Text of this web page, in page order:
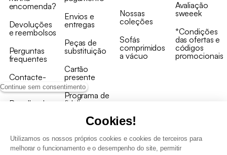
Continue sem consentimento
Cookies!
Utilizamos os nossos próprios cookies e cookies de terceiros para
melhorar o funcionamento e o desempenho do site, permitir
encomenda?
Devoluções
e reembolsos
Perguntas
frequentes
Contacte-
nos
Recolha de
Envios e
entregas
Peças de
substituição
Cartão
presente
Programa de
fidelizaçao
Nossas
coleções
Sofás
comprimidos
a vácuo
Avaliação
sweeek
*Condições
das ofertas e
códigos
promocionais